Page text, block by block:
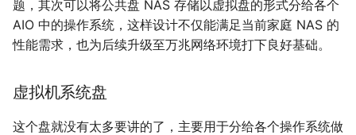
题，其次可以将公共盘 NAS 存储以虚拟盘的形式分给各个
AIO 中的操作系统，这样设计不仅能满足当前家庭 NAS 的
性能需求，也为后续升级至万兆网络环境打下良好基础。
虚拟机系统盘
这个盘就没有太多要讲的了，主要用于分给各个操作系统做